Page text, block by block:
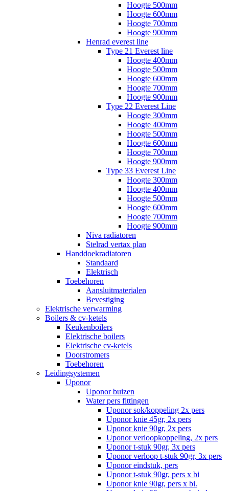
Hoogte 500mm
Hoogte 600mm
Hoogte 700mm
Hoogte 900mm
Henrad everest line
Type 21 Everest line
Hoogte 400mm
Hoogte 500mm
Hoogte 600mm
Hoogte 700mm
Hoogte 900mm
Type 22 Everest Line
Hoogte 300mm
Hoogte 400mm
Hoogte 500mm
Hoogte 600mm
Hoogte 700mm
Hoogte 900mm
Type 33 Everest Line
Hoogte 300mm
Hoogte 400mm
Hoogte 500mm
Hoogte 600mm
Hoogte 700mm
Hoogte 900mm
Niva radiatoren
Stelrad vertax plan
Handdoekradiatoren
Standaard
Elektrisch
Toebehoren
Aansluitmaterialen
Bevestiging
Elektrische verwarming
Boilers & cv-ketels
Keukenboilers
Elektrische boilers
Elektrische cv-ketels
Doorstromers
Toebehoren
Leidingsystemen
Uponor
Uponor buizen
Water pers fittingen
Uponor sok/koppeling 2x pers
Uponor knie 45gr, 2x pers
Uponor knie 90gr, 2x pers
Uponor verloopkoppeling, 2x pers
Uponor t-stuk 90gr, 3x pers
Uponor verloop t-stuk 90gr, 3x pers
Uponor eindstuk, pers
Uponor t-stuk 90gr, pers x bi
Uponor knie 90gr, pers x bi.